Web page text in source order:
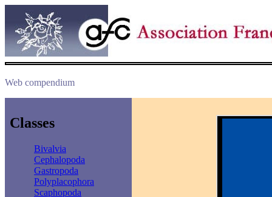
Web compendium
Classes
Bivalvia
Cephalopoda
Gastropoda
Polyplacophora
Scaphopoda